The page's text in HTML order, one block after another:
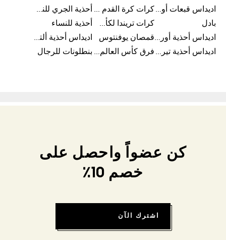
اديداس قبعات أورجينال للرجال
كرات كرة القدم للرجال
أحذية الجري للنساء
بادل
كرات تريندا لكأس العالم FIFA 26™
أحذية للنساء
اديداس أحذية أورجينال للرجالقمصان يوفنتوس
اديداس أحذية ألترا بوست للرجال
اديداس أحذية تيريكس
فرق كأس العالم FIFA 26™ بنطلونات للرجال
كن عضواً واحصل على
خصم 10٪
اشترك الآن